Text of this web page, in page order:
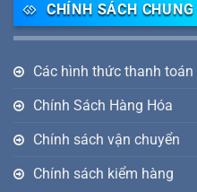
CHÍNH SÁCH CHUNG
Các hình thức thanh toán
Chính Sách Hàng Hóa
Chính sách vận chuyển
Chính sách kiểm hàng